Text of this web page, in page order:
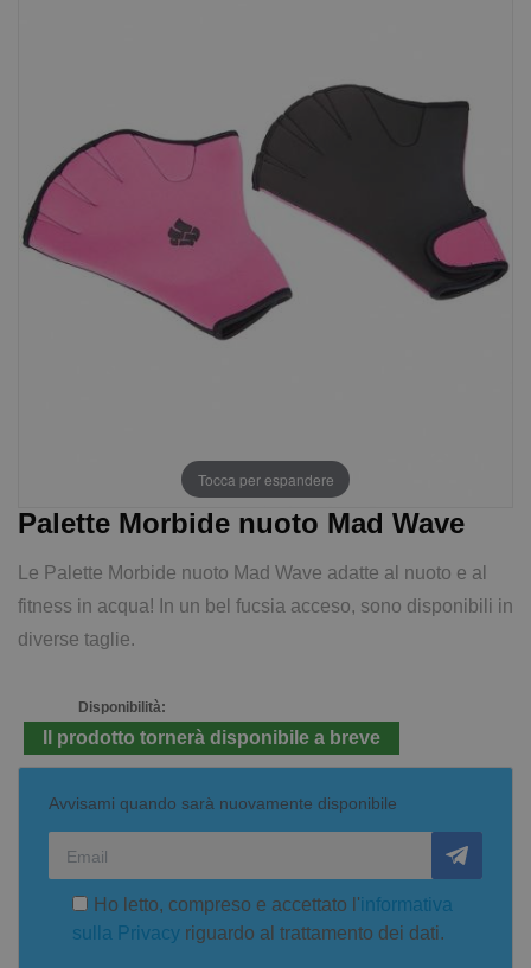
Tocca per espandere
Palette Morbide nuoto Mad Wave
Le Palette Morbide nuoto Mad Wave adatte al nuoto e al
fitness in acqua! In un bel fucsia acceso, sono disponibili in
diverse taglie.
Disponibilità:
Il prodotto tornerà disponibile a breve
Avvisami quando sarà nuovamente disponibile
Ho letto, compreso e accettato l'informativa
sulla Privacy riguardo al trattamento dei dati.